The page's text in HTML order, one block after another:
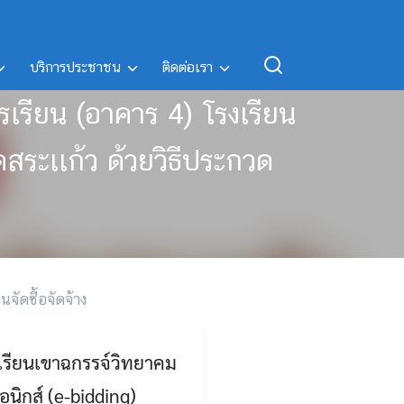
บริการประชาชน ติดต่อเรา
รียน (อาคาร 4) โรงเรียน
ระเเก้ว ด้วยวิธีประกวด
จัดซื้อจัดจ้าง
ยนเขาฉกรรจ์วิทยาคม
นิกส์ (e-bidding)